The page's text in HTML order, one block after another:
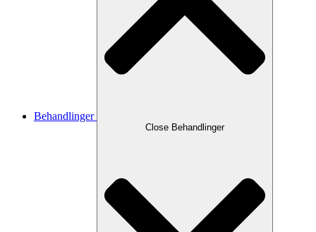
Behandlinger
Close Behandlinger